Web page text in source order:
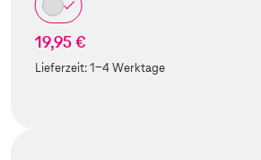
19,95 €
Lieferzeit:1-4 Werktage